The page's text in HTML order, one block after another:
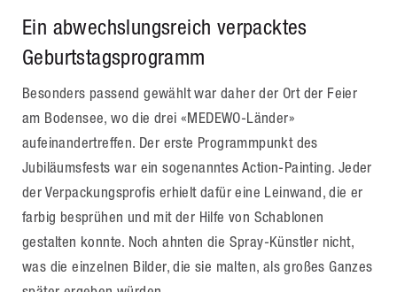
Ein abwechslungsreich verpacktes
Geburtstagsprogramm
Besonders passend gewählt war daher der Ort der Feier
am Bodensee, wo die drei «MEDEWO-Länder»
aufeinandertreffen. Der erste Programmpunkt des
Jubiläumsfests war ein sogenanntes Action-Painting. Jeder
der Verpackungsprofis erhielt dafür eine Leinwand, die er
farbig besprühen und mit der Hilfe von Schablonen
gestalten konnte. Noch ahnten die Spray-Künstler nicht,
was die einzelnen Bilder, die sie malten, als großes Ganzes